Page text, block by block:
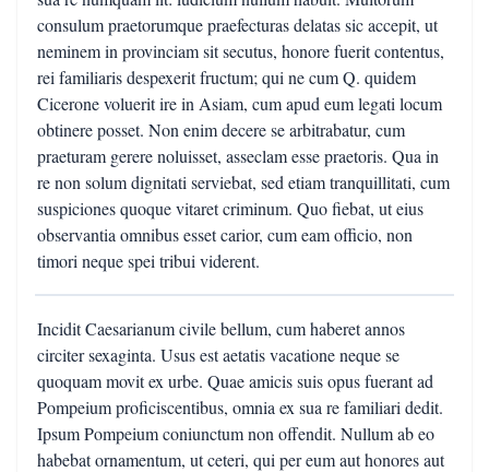
consulum praetorumque praefecturas delatas sic accepit, ut
neminem in provinciam sit secutus, honore fuerit contentus,
rei familiaris despexerit fructum; qui ne cum Q. quidem
Cicerone voluerit ire in Asiam, cum apud eum legati locum
obtinere posset. Non enim decere se arbitrabatur, cum
praeturam gerere noluisset, asseclam esse praetoris. Qua in
re non solum dignitati serviebat, sed etiam tranquillitati, cum
suspiciones quoque vitaret criminum. Quo fiebat, ut eius
observantia omnibus esset carior, cum eam officio, non
timori neque spei tribui viderent.
Incidit Caesarianum civile bellum, cum haberet annos
circiter sexaginta. Usus est aetatis vacatione neque se
quoquam movit ex urbe. Quae amicis suis opus fuerant ad
Pompeium proficiscentibus, omnia ex sua re familiari dedit.
Ipsum Pompeium coniunctum non offendit. Nullum ab eo
habebat ornamentum, ut ceteri, qui per eum aut honores aut